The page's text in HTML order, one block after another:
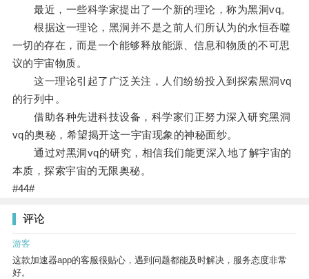
最近，一些科学家提出了一个新的理论，称为黑洞vq。
根据这一理论，黑洞并不是之前人们所认为的永恒吞噬
一切的存在，而是一个能够释放能源、信息和物质的不可思
议的宇宙物质。
这一理论引起了广泛关注，人们纷纷投入到探索黑洞vq
的行列中。
借助各种先进科技设备，科学家们正努力深入研究黑洞
vq的奥秘，希望揭开这一宇宙现象的神秘面纱。
通过对黑洞vq的研究，相信我们能更深入地了解宇宙的
本质，探索宇宙的无限奥秘。
#44#
评论
游客
这款加速器app的客服很贴心，遇到问题都能及时解决，服务态度非常
好。